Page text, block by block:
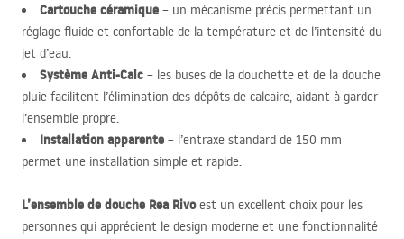
Cartouche céramique – un mécanisme précis permettant un
réglage fluide et confortable de la température et de l’intensité du
jet d’eau.
Système Anti-Calc – les buses de la douchette et de la douche
pluie facilitent l’élimination des dépôts de calcaire, aidant à garder
l’ensemble propre.
Installation apparente – l’entraxe standard de 150 mm
permet une installation simple et rapide.
L’ensemble de douche Rea Rivoest un excellent choix pour les
personnes qui apprécient le design moderne et une fonctionnalité